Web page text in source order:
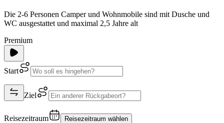
Die 2-6 Personen Camper und Wohnmobile sind mit Dusche und
WC ausgestattet und maximal 2,5 Jahre alt
Premium
Start
Ziel
Reisezeitraum Reisezeitraum wählen